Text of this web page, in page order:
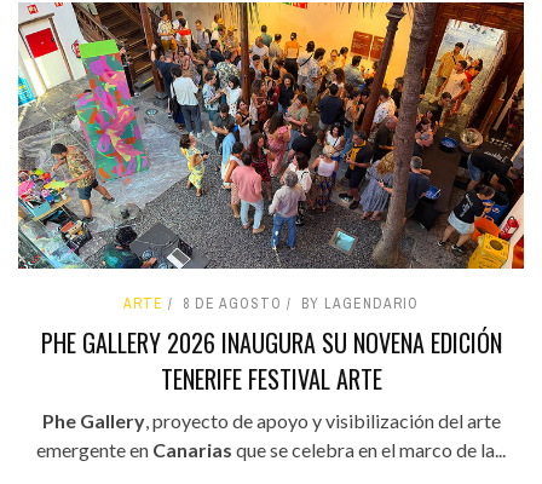
ARTE 8 DE AGOSTO BY LAGENDARIO
PHE GALLERY 2026 INAUGURA SU NOVENA EDICIÓN
TENERIFE FESTIVAL ARTE
Phe Gallery, proyecto de apoyo y visibilización del arte
emergente en Canarias que se celebra en el marco de la...